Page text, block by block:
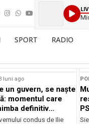
SPORT RADIO
luni ago
un guvern, se naște
momentul care
definitiv
condus de Ilie